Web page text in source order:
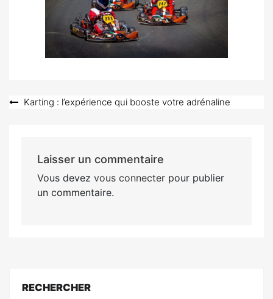
Navigation
Karting : l’expérience qui booste votre adrénaline
Laisser un commentaire
Vous devez vous connecterpour publier
un commentaire.
RECHERCHER